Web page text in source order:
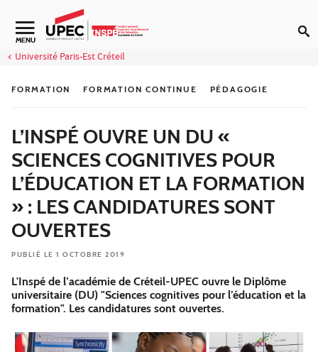
Aller au contenu
Navigation secondaire
MENU
Université Paris-Est Créteil
FORMATION FORMATION CONTINUE PÉDAGOGIE
L’INSPÉ OUVRE UN DU «
SCIENCES COGNITIVES POUR
L’ÉDUCATION ET LA FORMATION
» : LES CANDIDATURES SONT
OUVERTES
PUBLIÉ LE 1 OCTOBRE 2019
L'Inspé de l’académie de Créteil-UPEC ouvre le Diplôme
universitaire (DU) "Sciences cognitives pour l’éducation et la
formation". Les candidatures sont ouvertes.